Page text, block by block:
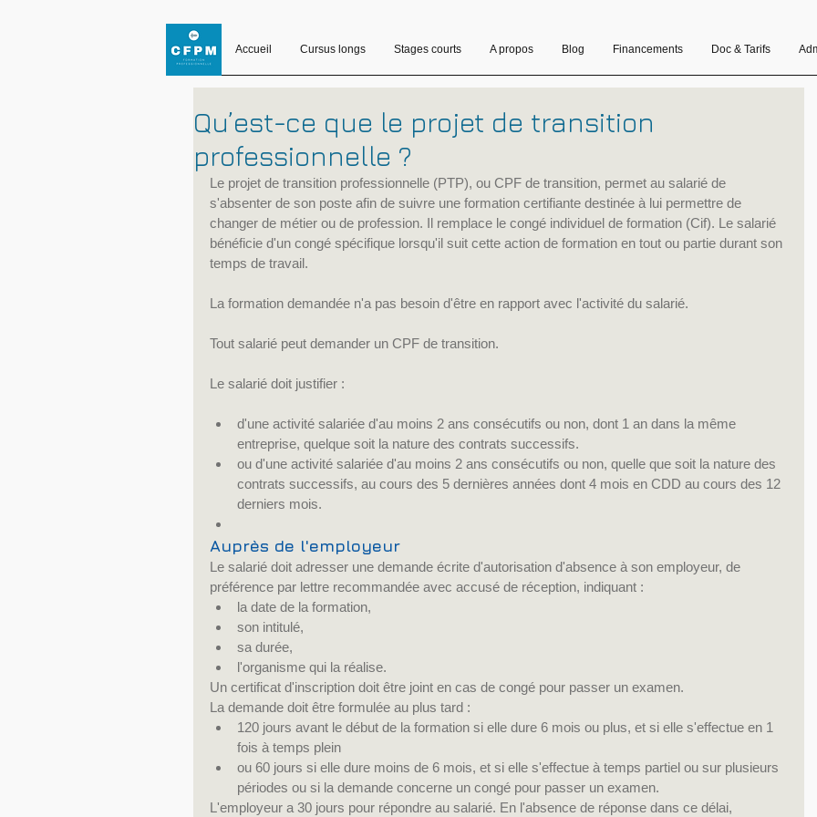
Accueil Cursus longs Stages courts A propos Blog Financements Doc & Tarifs
Qu’est-ce que le projet de transition
professionnelle ?
Le projet de transition professionnelle (PTP), ou CPF de transition, permet au salarié de
s'absenter de son poste afin de suivre une formation certifiante destinée à lui permettre de
changer de métier ou de profession. Il remplace le congé individuel de formation (Cif). Le salarié
bénéficie d'un congé spécifique lorsqu'il suit cette action de formation en tout ou partie durant son
temps de travail.
La formation demandée n'a pas besoin d'être en rapport avec l'activité du salarié.
Tout salarié peut demander un CPF de transition.
Le salarié doit justifier :
d'une activité salariée d'au moins 2 ans consécutifs ou non, dont 1 an dans la même
entreprise, quelque soit la nature des contrats successifs.
ou d'une activité salariée d'au moins 2 ans consécutifs ou non, quelle que soit la nature des
contrats successifs, au cours des 5 dernières années dont 4 mois en CDD au cours des 12
derniers mois.
Auprès de l'employeur
Le salarié doit adresser une demande écrite d'autorisation d'absence à son employeur, de
préférence par lettre recommandée avec accusé de réception, indiquant :
la date de la formation,
son intitulé,
sa durée,
l'organisme qui la réalise.
Un certificat d'inscription doit être joint en cas de congé pour passer un examen.
La demande doit être formulée au plus tard :
120 jours avant le début de la formation si elle dure 6 mois ou plus, et si elle s'effectue en 1
fois à temps plein
ou 60 jours si elle dure moins de 6 mois, et si elle s'effectue à temps partiel ou sur plusieurs
périodes ou si la demande concerne un congé pour passer un examen.
L'employeur a 30 jours pour répondre au salarié. En l'absence de réponse dans ce délai,